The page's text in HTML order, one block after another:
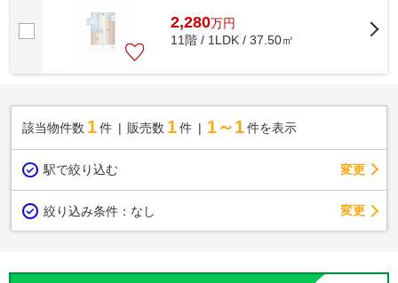
2,280万円
11階 / 1LDK / 37.50㎡
該当物件数 1件 販売数 1 件 1～1 件を表示
駅で絞り込む 変更
絞り込み条件： なし 変更